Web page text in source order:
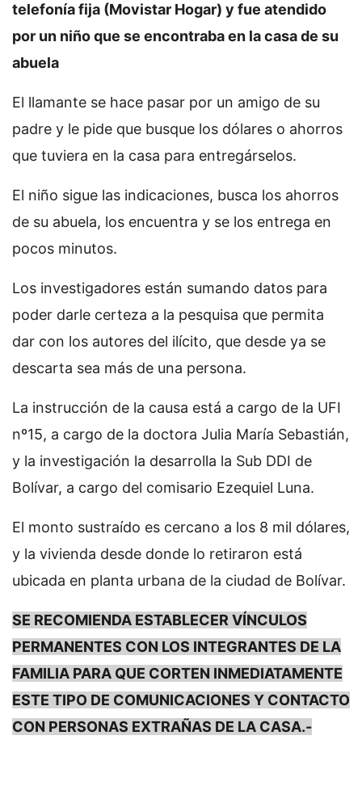
telefonía fija (Movistar Hogar) y fue atendido
por un niño que se encontraba en la casa de su
abuela
El llamante se hace pasar por un amigo de su
padre y le pide que busque los dólares o ahorros
que tuviera en la casa para entregárselos.
El niño sigue las indicaciones, busca los ahorros
de su abuela, los encuentra y se los entrega en
pocos minutos.
Los investigadores están sumando datos para
poder darle certeza a la pesquisa que permita
dar con los autores del ilícito, que desde ya se
descarta sea más de una persona.
La instrucción de la causa está a cargo de la UFI
nº15, a cargo de la doctora Julia María Sebastián,
y la investigación la desarrolla la Sub DDI de
Bolívar, a cargo del comisario Ezequiel Luna.
El monto sustraído es cercano a los 8 mil dólares,
y la vivienda desde donde lo retiraron está
ubicada en planta urbana de la ciudad de Bolívar.
SE RECOMIENDA ESTABLECER VÍNCULOS
PERMANENTES CON LOS INTEGRANTES DE LA
FAMILIA PARA QUE CORTEN INMEDIATAMENTE
ESTE TIPO DE COMUNICACIONES Y CONTACTO
CON PERSONAS EXTRAÑAS DE LA CASA.-